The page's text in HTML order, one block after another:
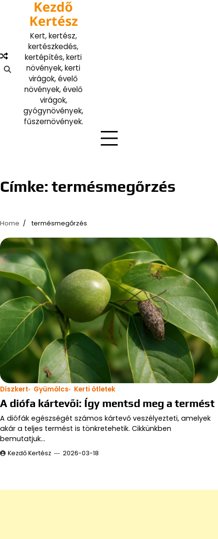
content
Kezdő
Kertész
Kert, kertész,
kertészkedés,
kertépítés, kerti
növények, kerti
virágok, évelő
növények, évelő
virágok,
gyógynövények,
fűszernövények.
Címke: termésmegőrzés
Home termésmegőrzés
Díszkert Gyümölcs Kerti ötletek
A diófa kártevői: Így mentsd meg a termést
A diófák egészségét számos kártevő veszélyezteti, amelyek
akár a teljes termést is tönkretehetik. Cikkünkben
bemutatjuk…
Kezdő Kertész 2026-03-18